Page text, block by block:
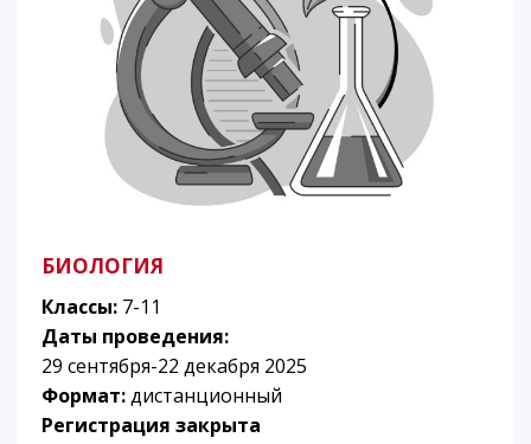
БИОЛОГИЯ
Классы: 7-11
Даты проведения:
29 сентября-22 декабря 2025
Формат:дистанционный
Регистрация закрыта